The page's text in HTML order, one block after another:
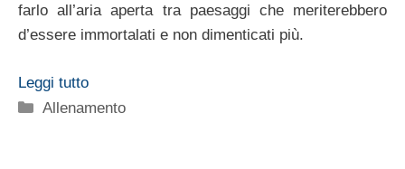
farlo all’aria aperta tra paesaggi che meriterebbero
d’essere immortalati e non dimenticati più.
Leggi tutto
Categorie
Allenamento